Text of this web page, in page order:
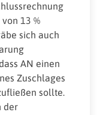
13 %
sich auch
AN einen
Zuschlages
sollte.
der